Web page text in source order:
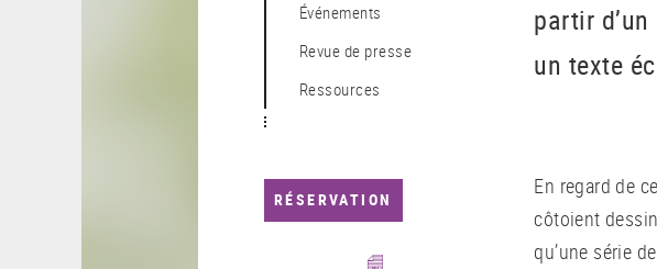
Événements
Revue de presse
Ressources
RÉSERVATION
partir
un texte
En regard de
côtoient
qu’une série